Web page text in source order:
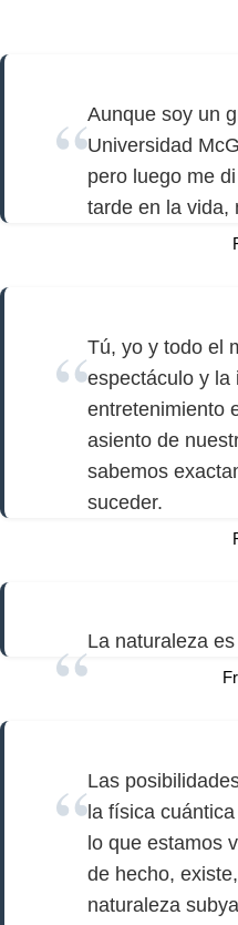
Aunque soy un
Universidad
pero luego me
tarde en la vida,
Tú, yo y todo el
espectáculo y la
entretenimiento
asiento de
sabemos
suceder.
La naturaleza
Las
la física
lo que estamos
de hecho,
naturaleza